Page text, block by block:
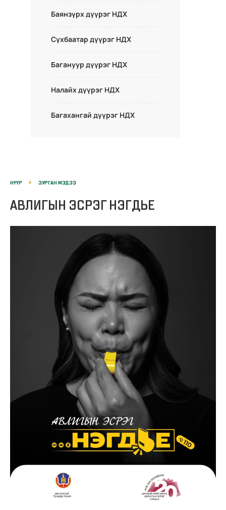
Баянзүрх дүүрэг НДХ
Сүхбаатар дүүрэг НДХ
Багануур дүүрэг НДХ
Налайх дүүрэг НДХ
Багахангай дүүрэг НДХ
НҮҮР ЗУРГАН МЭДЭЭ
АВЛИГЫН ЭСРЭГ НЭГДЬЕ